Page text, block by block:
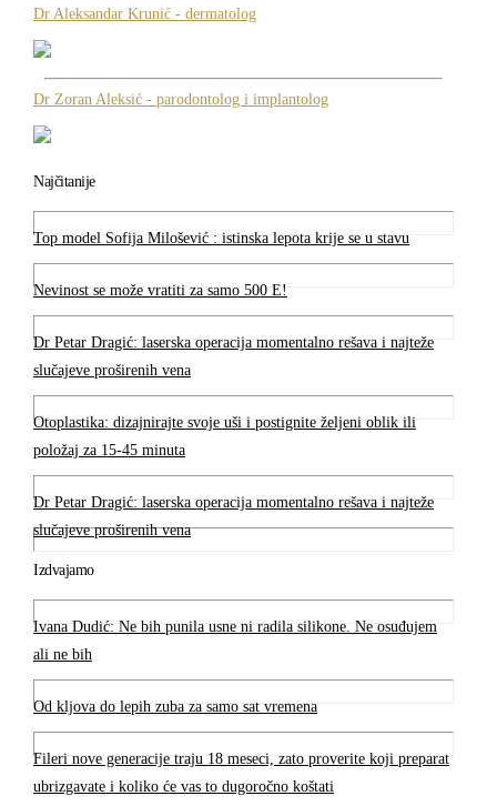
Dr Aleksandar Krunić - dermatolog
Dr Zoran Aleksić - parodontolog i implantolog
Najčitanije
Top model Sofija Milošević : istinska lepota krije se u stavu
Nevinost se može vratiti za samo 500 E!
Dr Petar Dragić: laserska operacija momentalno rešava i najteže
slučajeve proširenih vena
Otoplastika: dizajnirajte svoje uši i postignite željeni oblik ili
položaj za 15-45 minuta
Dr Petar Dragić: laserska operacija momentalno rešava i najteže
slučajeve proširenih vena
Izdvajamo
Ivana Dudić: Ne bih punila usne ni radila silikone. Ne osuđujem
ali ne bih
Od kljova do lepih zuba za samo sat vremena
Fileri nove generacije traju 18 meseci, zato proverite koji preparat
ubrizgavate i koliko će vas to dugoročno koštati